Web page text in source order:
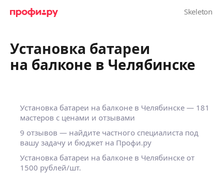
Установка батареи
на балконе в Челябинске
Установка батареи на балконе в Челябинске — 181
мастеров с ценами и отзывами
9 отзывов — найдите частного специалиста под
вашу задачу и бюджет на Профи.ру
Установка батареи на балконе в Челябинске от
1500 рублей/шт.